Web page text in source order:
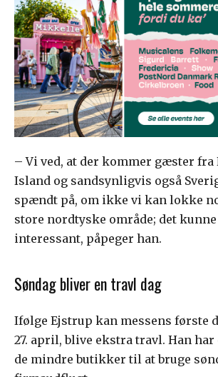
– Vi ved, at der kommer gæster fra
Island og sandsynligvis også
spændt på, om ikke vi kan lokke
store nordtyske område; det
interessant, påpeger han.
Søndag bliver en travl dag
Ifølge Ejstrup kan messens første
27. april, blive ekstra travl. Han
de mindre butikker til at bruge